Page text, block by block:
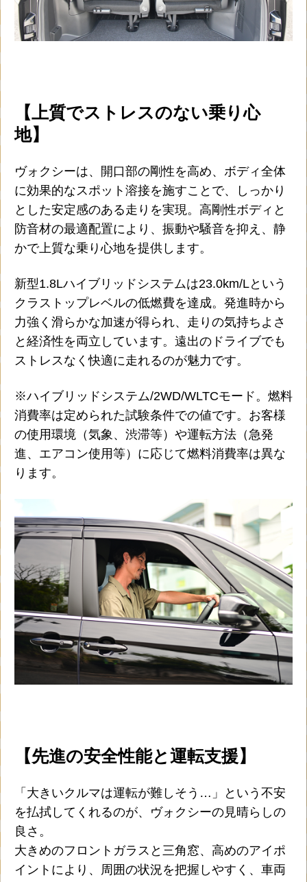
【上質でストレスのない乗り心
地】
ヴォクシーは、開口部の剛性を高め、ボディ全体
に効果的なスポット溶接を施すことで、しっかり
とした安定感のある走りを実現。高剛性ボディと
防音材の最適配置により、振動や騒音を抑え、静
かで上質な乗り心地を提供します。
新型1.8Lハイブリッドシステムは23.0km/Lという
クラストップレベルの低燃費を達成。発進時から
力強く滑らかな加速が得られ、走りの気持ちよさ
と経済性を両立しています。遠出のドライブでも
ストレスなく快適に走れるのが魅力です。
※ハイブリッドシステム/2WD/WLTCモード。燃料
消費率は定められた試験条件での値です。お客様
の使用環境（気象、渋滞等）や運転方法（急発
進、エアコン使用等）に応じて燃料消費率は異な
ります。
【先進の安全性能と運転支援】
「大きいクルマは運転が難しそう…」という不安
を払拭してくれるのが、ヴォクシーの見晴らしの
良さ。
大きめのフロントガラスと三角窓、高めのアイポ
イントにより、周囲の状況を把握しやすく、車両